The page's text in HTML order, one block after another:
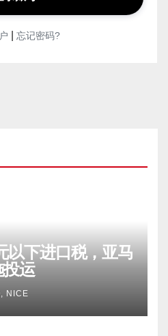
忘记密码?
以下进口税，亚马
运
NICE